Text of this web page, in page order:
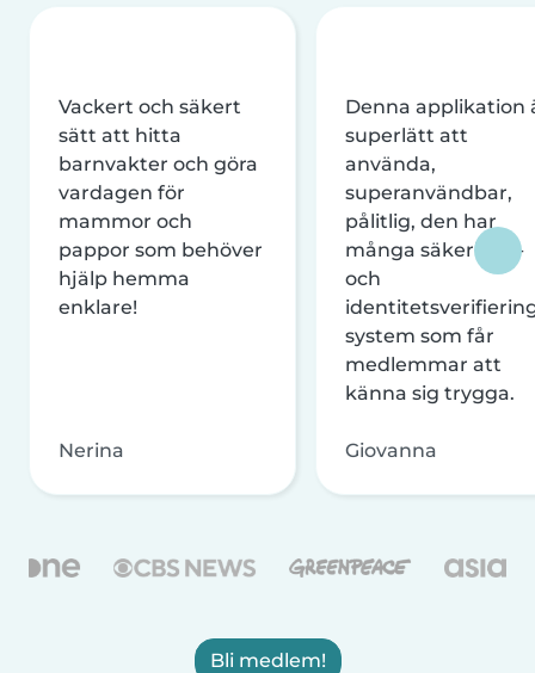
Vackert och säkert
sätt att hitta
barnvakter och göra
vardagen för
mammor och
pappor som behöver
hjälp hemma
enklare!
Nerina
Denna applikation
superlätt att
använda,
superanvändbar,
pålitlig, den har
många säkerhets-
och
system som får
medlemmar att
känna sig trygga.
Giovanna
Bli medlem!